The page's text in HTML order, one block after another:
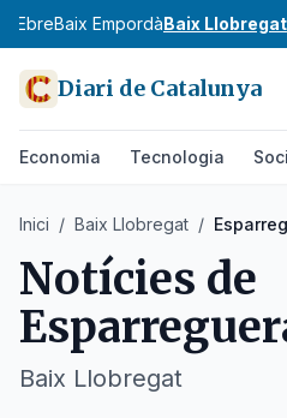
EbreBaix EmpordàBaix Llobregat
Diari de Catalunya
Economia Tecnologia
Inici / Baix Llobregat /
Notícies de
Baix Llobregat